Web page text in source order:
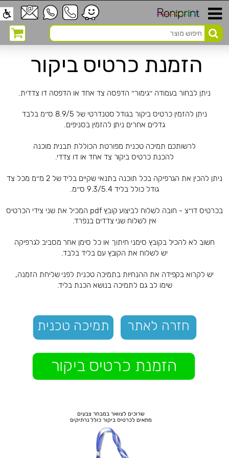
הזמנת כרטיס ביקור
ניתן לבחור בעמודה ׳׳גימור׳׳ הדפסה צד אחד או הדפסה דו צדדית.
ניתן להזמין כרטיס ביקור בגודל סטנדרטי של 8.9/5 ס׳׳מ בלבד
גדלים אחרים ניתן להזמין בסניפים.
לרשותכם תמיכה טכנית מפורטת הכוללת תבנית מוכנה
להכנת כרטיס ביקור צד אחד או דו צדדי.
ניתן להכין את הגרפיקה בכל תוכנה בתנאי שקיים בליד של 2 מ׳׳מ מכל צד
גודל כולל בליד 9.3/5.4 ס׳׳מ.
בכרטיס דו׳׳צ - חובה לשלוח לביצוע קובץ pdf המכיל את שני צידי הכרטיס
אין לשלוח שני צדדים בנפרד.
חשוב לא להכיל בקובץ סימני חיתוך או כל סימן אחר מסביב לגרפיקה
יש לשלוח את הקובץ עם בליד בלבד.
יש לקרוא בקפידה את ההנחיות בתמיכה טכנית לפני שליחת הזמנה,
שימו לב גם לתמיכה בנושא הכנת בליד.
חזרה לאתר תמיכה טכנית
הזמנת כרטיס ביקור
שרוכים לצוואר במבחר צבעים
מתאים לכרטיס ביקור כולל נרתיקים